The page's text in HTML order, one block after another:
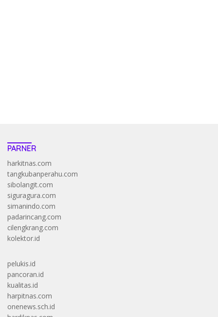
PARNER
harkitnas.com
tangkubanperahu.com
sibolangit.com
siguragura.com
simanindo.com
padarincang.com
cilengkrang.com
kolektor.id
pelukis.id
pancoran.id
kualitas.id
harpitnas.com
onenews.sch.id